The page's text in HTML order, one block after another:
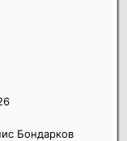
Бондарков